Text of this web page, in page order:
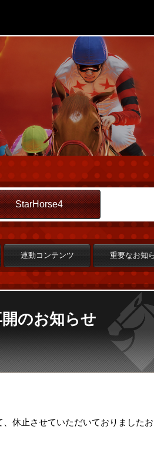
StarHorse4
連動コンテンツ 重要なお知
のお知らせ
休止させていただいておりましたお